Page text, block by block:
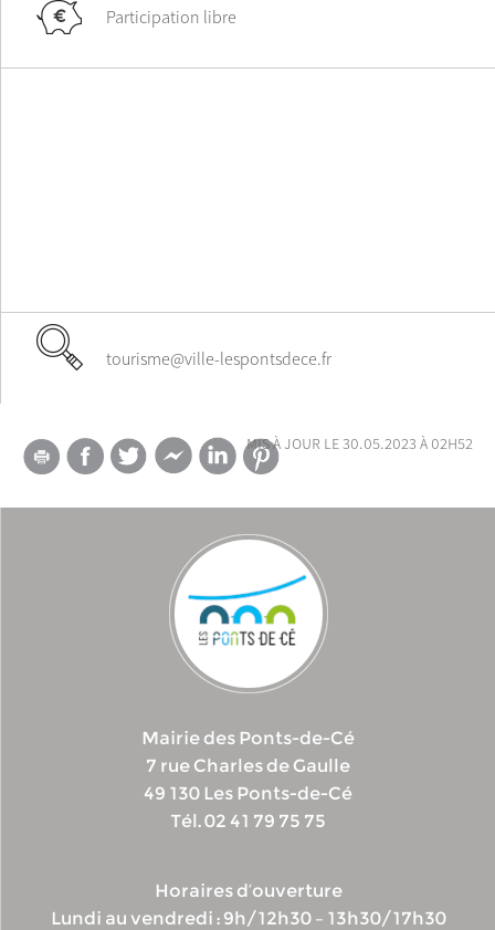
Participation libre
tourisme@ville-lespontsdece.fr
mis à jour le 30.05.2023 à 02h52
Mairie des Ponts-de-Cé
7 rue Charles de Gaulle
49 130 Les Ponts-de-Cé
Tél. 02 41 79 75 75
Horaires d’ouverture
Lundi au vendredi : 9h/12h30 – 13h30/17h30